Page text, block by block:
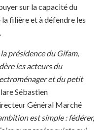
sur la capacité du
filière et à défendre les
présidence du Gifam,
les acteurs du
et du petit
Sébastien
Général Marché
est simple : fédérer,